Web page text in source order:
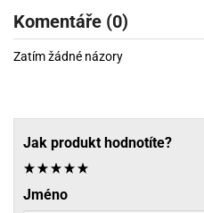
Komentáře (0)
Zatím žádné názory
Jak produkt hodnotíte?
Jméno